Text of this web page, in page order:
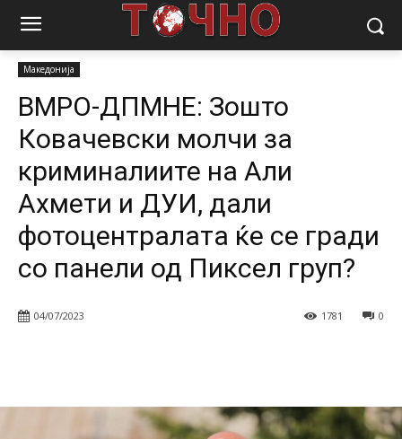
Почетна Македонија
ВМРО-ДПМНЕ: Зошто Ковачевски
Македонија
ВМРО-ДПМНЕ: Зошто
Ковачевски молчи за
криминалиите на Али
Ахмети и ДУИ, дали
фотоцентралата ќе се гради
со панели од Пиксел груп?
04/07/2023 0
1781